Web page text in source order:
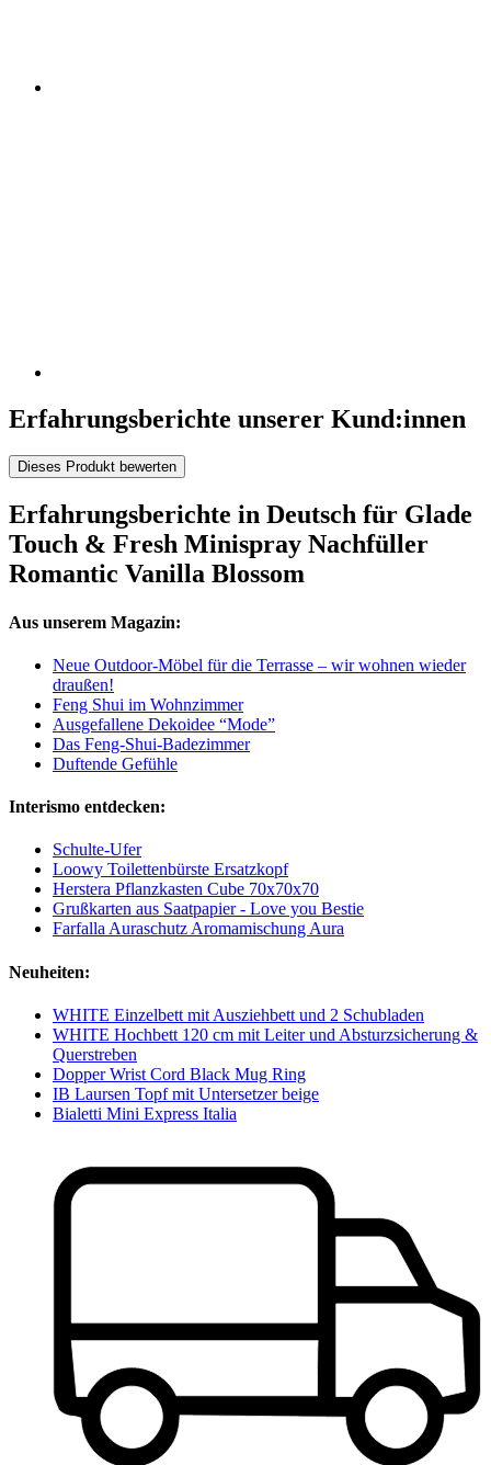
Erfahrungsberichte unserer Kund:innen
Dieses Produkt bewerten
Erfahrungsberichte in Deutsch für Glade
Touch & Fresh Minispray Nachfüller
Romantic Vanilla Blossom
Aus unserem Magazin:
Neue Outdoor-Möbel für die Terrasse – wir wohnen wieder
draußen!
Feng Shui im Wohnzimmer
Ausgefallene Dekoidee “Mode”
Das Feng-Shui-Badezimmer
Duftende Gefühle
Interismo entdecken:
Schulte-Ufer
Loowy Toilettenbürste Ersatzkopf
Herstera Pflanzkasten Cube 70x70x70
Grußkarten aus Saatpapier - Love you Bestie
Farfalla Auraschutz Aromamischung Aura
Neuheiten:
WHITE Einzelbett mit Ausziehbett und 2 Schubladen
WHITE Hochbett 120 cm mit Leiter und Absturzsicherung &
Querstreben
Dopper Wrist Cord Black Mug Ring
IB Laursen Topf mit Untersetzer beige
Bialetti Mini Express Italia